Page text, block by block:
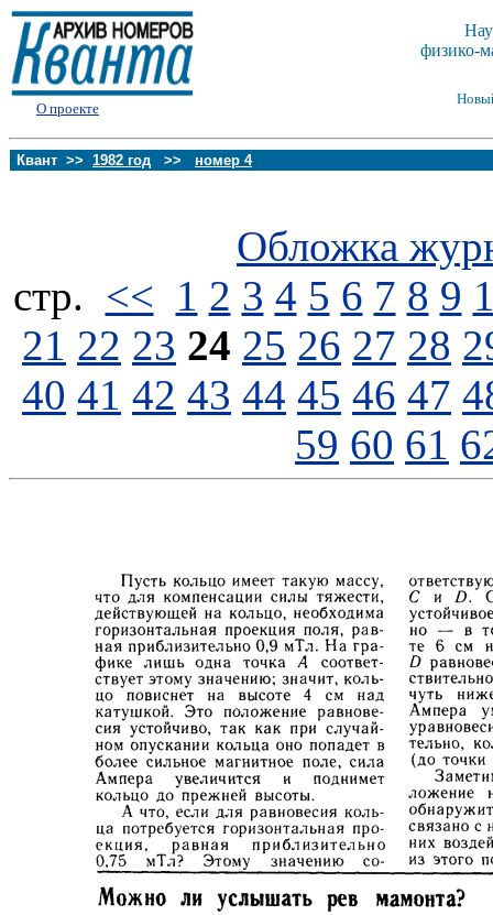
О проекте
физико-
Квант >> 1982 год >> номер 4
Обложка
стp. << 1 2 3 4 5 6 7 8 9
21 22 23 24 25 26 27 28
40 41 42 43 44 45 46 47
59 60 61